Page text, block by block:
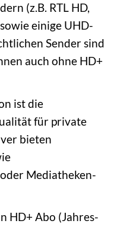
(z.B. RTL HD,
einige UHD-
Sender sind
auch ohne HD+
ist die
für private
bieten
Mediatheken-
HD+ Abo (Jahres-